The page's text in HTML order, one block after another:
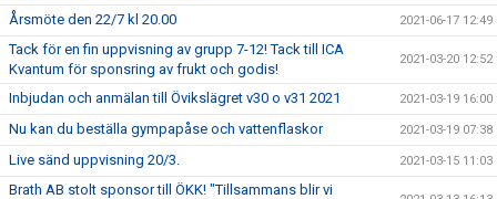
Årsmöte den 22/7 kl 20.00 2021-06-17 12:49
Tack för en fin uppvisning av grupp 7-12! Tack till ICA
Kvantum för sponsring av frukt och godis!
2021-03-20 12:52
Inbjudan och anmälan till Övikslägret v30 o v31 2021 2021-03-19 16:00
Nu kan du beställa gympapåse och vattenflaskor 2021-03-19 07:38
Live sänd uppvisning 20/3. 2021-03-15 11:03
Brath AB stolt sponsor till ÖKK! "Tillsammans blir vi